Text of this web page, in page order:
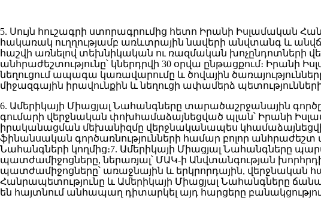
5. Սույն հուշագրի ստորագրումից հետո Իրանի Իսլամական
հակառակ ուղղությամբ առևտրային նավերի անվտանգ և
հաշվի առնելով տեխնիկական ու ռազմական խոչընդոտների
անհրաժեշտությունը՝ կներդրվի 30 օրվա ընթացքում։ Իրանի
նեղուցում ապագա կառավարումը և ծովային
միջազգային իրավունքին և նեղուցի ափամերձ
6. Ամերիկայի Միացյալ Նահանգները տարածաշրջանային
գումարի վերջնական փոխհամաձայնեցված պլան՝ Իրանի
իրականացման մեխանիզմը վերջնականապես
ֆինանսական գործառնությունների համար բոլոր անհրաժեշտ
Նահանգների կողմից։7. Ամերիկայի Միացյալ Նահանգները
պատժամիջոցները, ներառյալ՝ ՄԱԿ-ի Անվտանգության
պատժամիջոցները՝ առաջնային և երկրորդային, վերջնական
Հանրապետությունը և Ամերիկայի Միացյալ Նահանգները
են հայտնում անհապաղ դիտարկել այդ հարցերը